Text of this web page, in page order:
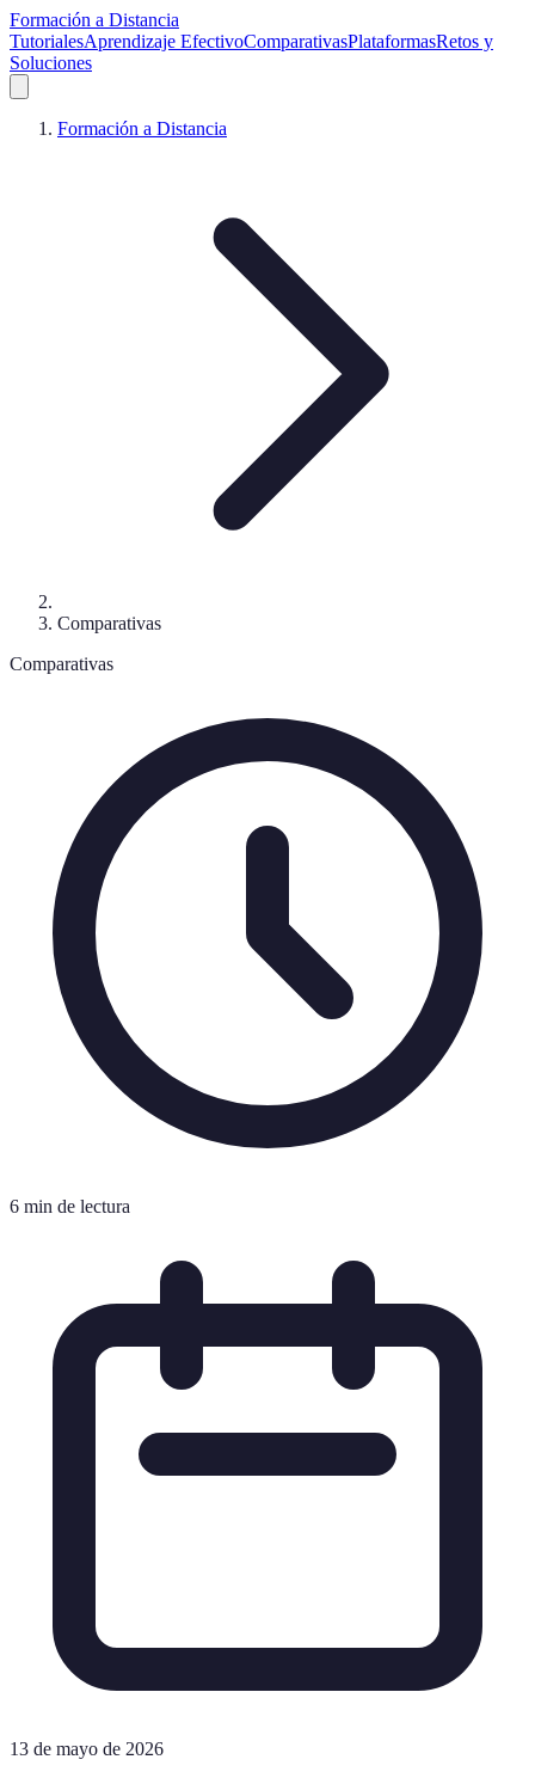
Formación a Distancia
TutorialesAprendizaje EfectivoComparativasPlataformasRetos y
Soluciones
Formación a Distancia
Comparativas
Comparativas
6 min de lectura
13 de mayo de 2026